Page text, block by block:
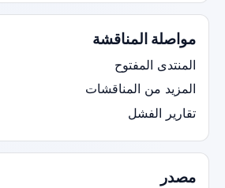
مواصلة المناقشة
المنتدى المفتوح
المزيد من المناقشات
تقارير الفشل
مصدر